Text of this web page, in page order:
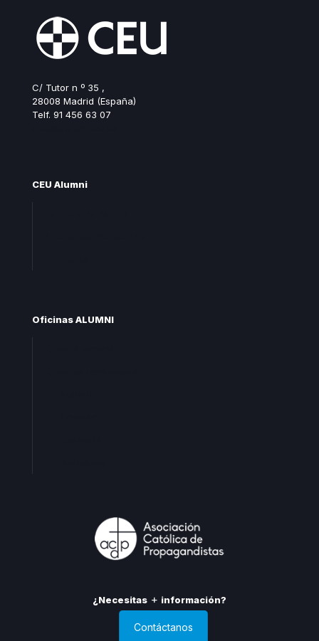
C/ Tutor n º 35 ,
28008 Madrid (España)
Telf. 91 456 63 07
CEU Alumni
Oficinas ALUMNI
¿Necesitas información?
Contáctanos